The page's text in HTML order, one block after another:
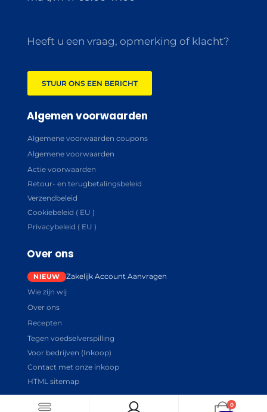
Heeft u een vraag, opmerking of klacht?
STUUR ONS EEN BERICHT
Algemen voorwaarden
Algemene voorwaarden coupons
Algemene voorwaarden
Actie voorwaarden
Retour- en terugbetalingsbeleid
Verzendbeleid
Cookiebeleid ( EU )
Privacybeleid ( EU )
Over ons
Zakelijk Account Aanvragen
Wie zijn wij
Over ons
Recepten
Tegen voedselverspilling
Voor bedrijven (Inkoop)
Contact met onze inkoop
HTML sitemap
0